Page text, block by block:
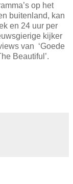
op het
buitenland, kan
en 24 uur per
kijker
van ‘Goede
Beautiful’.